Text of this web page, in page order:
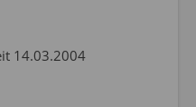
14.03.2004